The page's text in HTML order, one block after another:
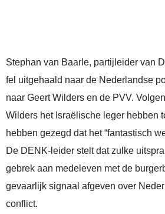
Stephan van Baarle, partijleider van
fel uitgehaald naar de Nederlandse
naar Geert Wilders en de PVV.
Wilders het Israëlische leger hebben
hebben gezegd dat het “fantastisch
De DENK-leider stelt dat zulke
gebrek aan medeleven met de
gevaarlijk signaal afgeven over
conflict.